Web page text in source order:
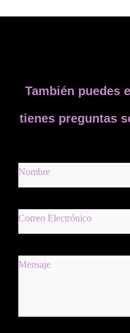
También puedes
tienes preguntas